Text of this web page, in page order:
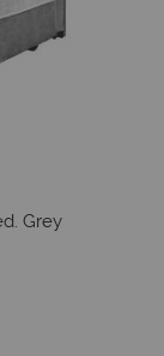
Grey